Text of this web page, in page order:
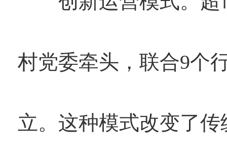
村党委牵头，联合9个
立。这种模式改变了